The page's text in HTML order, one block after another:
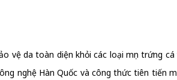
da toàn diện khỏi các loại mụn trứng
nghệ Hàn Quốc và công thức tiên